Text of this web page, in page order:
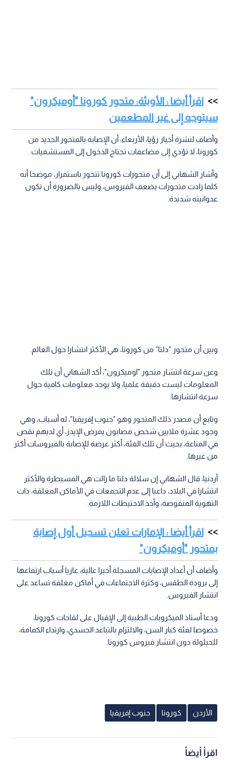
اقرأ أيضا : الأوبئة: متحور كورونا "أوميكرون"
سيتوجه إلى غير المطعمين
وأضاف لنشرة أخبار رؤيا، الأربعاء، أن الإصابة بالمتحور الجديد من
كورونا، لا تؤدي إلى مضاعفات تحتاج الدخول إلى المستشفيات.
وأشار الشهابي إلى أن متحورات كورونا تتحور باستمرار، موضحا أنه
كلما زادت متحورات يضعف الفيروس، وليس بالضرورة أن تكون
عدوانيته شديدة.
وبين أن متحور "دلتا" من كورونا، هي الأكثر انتشارا حول العالم.
وعن سرعة انتشار متحور "اوميكرون"، أكد الشهابي أن تلك
المعلومات ليست دقيقة علميا، ولا يوجد معلومات كافية حول
سرعة انتشارها.
وتابع أن مصدر ذلك المتحور وهو "جنوب إفريقيا"، له أسباب، وهي
وجود عشرة ملايين شخص مصابون بمرض الإيدز، أي لديهم نقص
في المناعة، بحيث أن تلك الفئة، أكثر عرضة للإصابة بالفيروسات أكثر
من غيرها.
أردنيا، قال الشهابي إن سلالة دلتا ما زالت هي المسيطرة والأكثر
انتشارا في البلاد، داعيا إلى عدم التجمعات في الأماكن المغلقة، ذات
التهوية المنقوصة، وأخذ الاحتيطات اللازمة.
اقرأ أيضا : الإمارات تعلن تسجيل أول إصابة
بمتحور "أوميكرون"
وأضاف أن أعداد الإصابات المسجلة أخيرا عالية، عازيا أسباب ارتفاعها
إلى برودة الطقس، وكثرة الاجتماعات في أماكن مغلقة تساعد على
انتشار الفيروس.
ودعا أستاذ الميكروبات الطبية إلى الإقبال على لقاحات كورونا،
خصوصا لفئة كبار السن، والالتزام بالتباعد الجسدي، وارتداء الكمامة،
للحيلولة دون انتشار فيروس كورونا.
الأردن كورونا جنوب إفريقيا
اقرأ أيضاً